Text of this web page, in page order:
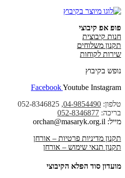
פופ אפ קיבוצי
חנות קיבוצית
תקנון משלוחים
שירות לקוחות
נופש בקיבוץ
FacebookYoutube Instagram
טלפון: 04-9854490
, 052-8346825
בריכה: 052-8346877
מייל: orchan@masaryk.org.il
תקנון מדיניות פרטיות – אורחן
תקנון תנאי שימוש – אורחן
מועדון סוד הפלא הקיבוצי